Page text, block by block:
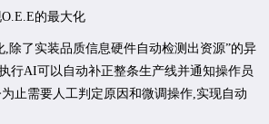
的最大化
,除了实装品质信息硬件自动检测出资源”的异
行AI可以自动补正整条生产线并通知操作员
止需要人工判定原因和微调操作,实现自动